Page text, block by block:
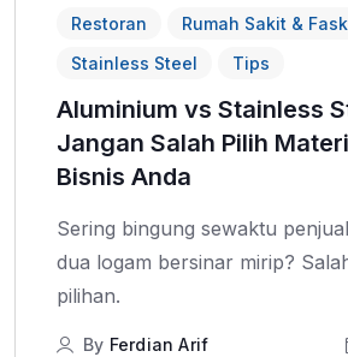
Restoran
Rumah Sakit &
Stainless Steel
Tips
Aluminium vs Stainless
Jangan Salah Pilih
Bisnis Anda
Sering bingung sewaktu
dua logam bersinar mirip?
pilihan.
By Ferdian Arif